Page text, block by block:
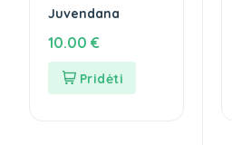
Juvendana
10.00 €